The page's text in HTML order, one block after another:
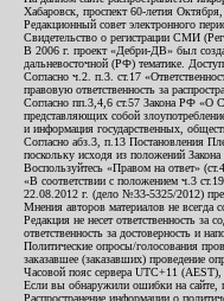
Хабаровск, проспект 60-летия
Редакционный совет электронного
Свидетельство о регистрации СМИ
В 2006 г. проект «Дебри-ДВ» был
дальневосточной (РФ) тематике.
Согласно ч.2. п.3. ст.17
правовую ответственность за
Согласно пп.3,4,6 ст.57 Закона РФ «О
представляющих собой
и информация государственных,
Согласно абз.3, п.13 Постановления
поскольку исходя из положений
Воспользуйтесь «Правом на ответ»
«В соответствии с положением ч.3
22.08.2012 г. (дело №33-5325/2012)
Мнения авторов материалов не всегда
Редакция не несет ответственность
ответственность за достоверность и
Политические опросы/голосования
заказавшее (заказавших) проведение
Часовой пояс сервера UTC+11 (AEST),
Если вы обнаружили ошибки на сайте,
Распространение информации о